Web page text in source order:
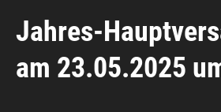
Jahres-
am 23.05.2025